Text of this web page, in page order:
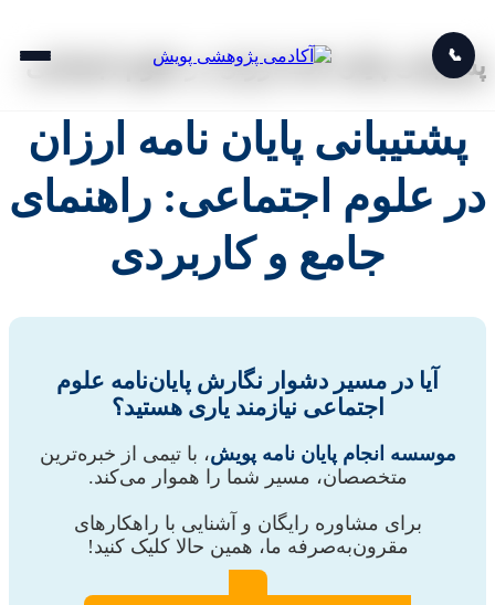
📞
پشتیبانی پایان نامه ارزان در علوم اجتماعی
پشتیبانی پایان نامه ارزان
در علوم اجتماعی: راهنمای
جامع و کاربردی
آیا در مسیر دشوار نگارش پایان‌نامه علوم
اجتماعی نیازمند یاری هستید؟
موسسه انجام پایان نامه پویش، با تیمی از خبره‌ترین
متخصصان، مسیر شما را هموار می‌کند.
برای مشاوره رایگان و آشنایی با راهکارهای
مقرون‌به‌صرفه ما، همین حالا کلیک کنید!